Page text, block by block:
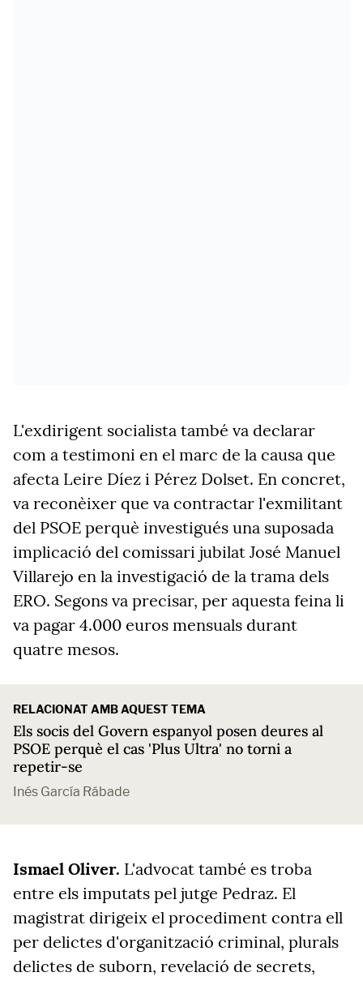
L'exdirigent socialista també va declarar
com a testimoni en el marc de la causa que
afecta Leire Díez i Pérez Dolset. En concret,
va reconèixer que va contractar l'exmilitant
del PSOE perquè investigués una suposada
implicació del comissari jubilat José Manuel
Villarejo en la investigació de la trama dels
ERO. Segons va precisar, per aquesta feina li
va pagar 4.000 euros mensuals durant
quatre mesos.
RELACIONAT AMB AQUEST TEMA
Els socis del Govern espanyol posen deures al
PSOE perquè el cas 'Plus Ultra' no torni a
repetir-se
Inés García Rábade
Ismael Oliver. L'advocat també es troba
entre els imputats pel jutge Pedraz. El
magistrat dirigeix el procediment contra ell
per delictes d'organització criminal, plurals
delictes de suborn, revelació de secrets,